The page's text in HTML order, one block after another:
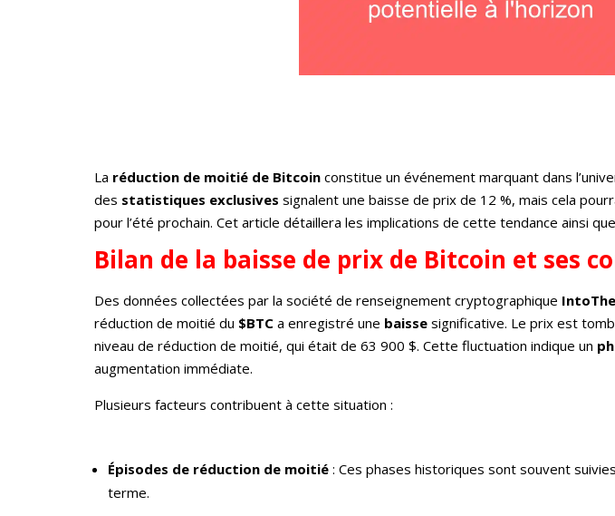
La réduction de moitié de Bitcoin constitue un événement marquant dans
des statistiques exclusives signalent une baisse de prix de 12 %, mais cela
pour l’été prochain. Cet article détaillera les implications de cette tendance ainsi
Bilan de la baisse de prix de Bitcoin et ses
Des données collectées par la société de renseignement cryptographique
réduction de moitié du $BTC a enregistré une baisse significative. Le prix est
niveau de réduction de moitié, qui était de 63 900 $. Cette fluctuation indique un
augmentation immédiate.
Plusieurs facteurs contribuent à cette situation :
Épisodes de réduction de moitié : Ces phases historiques sont souvent
terme.